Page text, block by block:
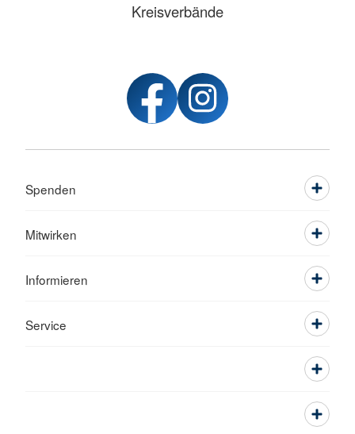
Kreisverbände
Spenden
Mitwirken
Informieren
Service